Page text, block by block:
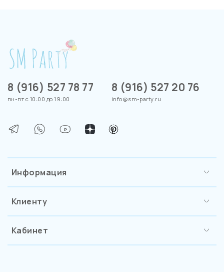
Информация
Клиенту
Кабинет
8 (916) 527 78 77
пн-пт с 10:00 до 19:00
8 (916) 527 20 76
info@sm-party.ru